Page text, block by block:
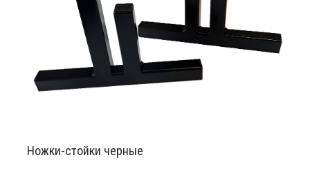
Ножки-стойки черные